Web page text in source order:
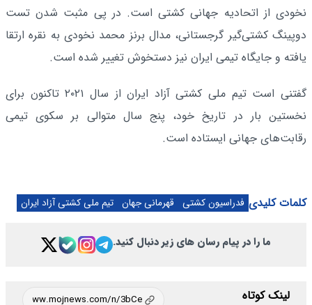
نخودی از اتحادیه جهانی کشتی است. در پی مثبت شدن تست
دوپینگ کشتی‌گیر گرجستانی، مدال برنز محمد نخودی به نقره ارتقا
یافته و جایگاه تیمی ایران نیز دستخوش تغییر شده است.
گفتنی است تیم ملی کشتی آزاد ایران از سال ۲۰۲۱ تاکنون برای
نخستین بار در تاریخ خود، پنج سال متوالی بر سکوی تیمی
رقابت‌های جهانی ایستاده است.
کلمات کلیدی فدراسیون کشتی قهرمانی جهان تیم ملی کشتی آزاد ایران
ما را در پیام رسان های زیر دنبال کنید.
لینک کوتاه